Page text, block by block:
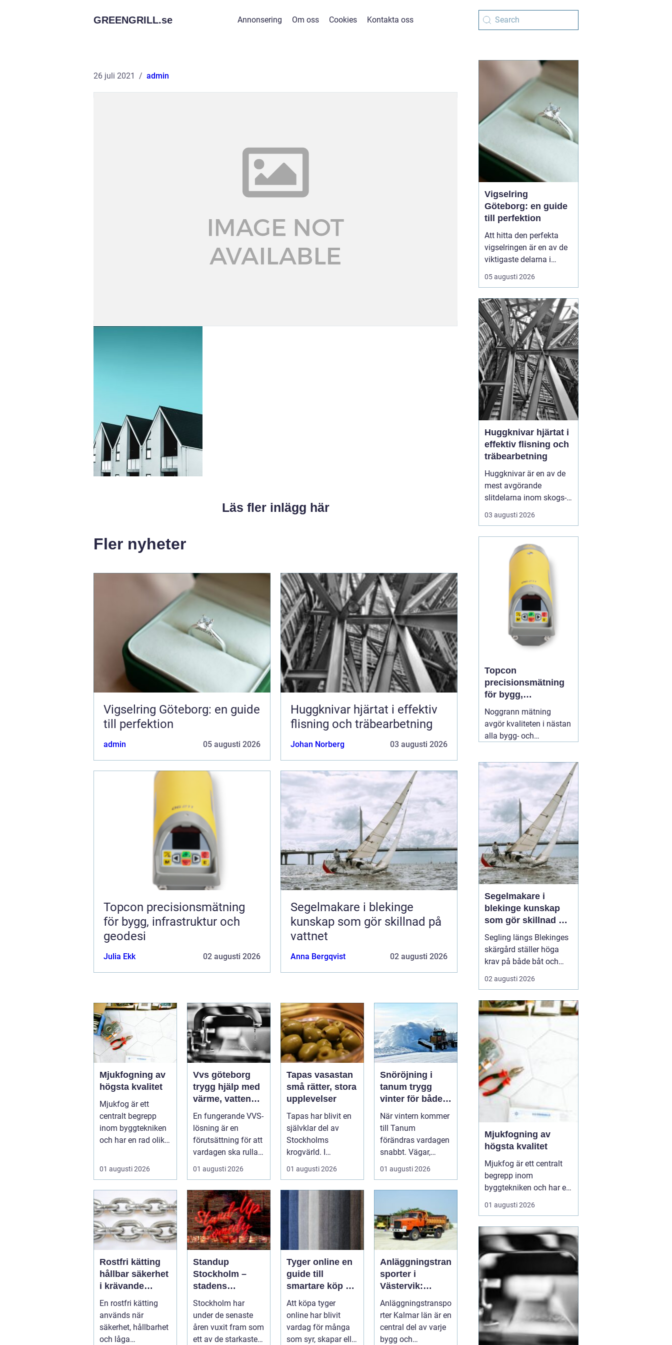
GREENGRILL.se Annonsering Om oss Cookies Kontakta oss
26 juli 2021 admin
Läs fler inlägg här
Fler nyheter
Vigselring Göteborg: en guide
till perfektion
admin 05 augusti 2026
Huggknivar hjärtat i effektiv
flisning och träbearbetning
Johan Norberg 03 augusti 2026
Topcon precisionsmätning
för bygg, infrastruktur och
geodesi
Julia Ekk 02 augusti 2026
Segelmakare i blekinge
kunskap som gör skillnad på
vattnet
Anna Bergqvist 02 augusti 2026
Mjukfogning av
högsta kvalitet
Mjukfog är ett
centralt begrepp
inom byggtekniken
och har en rad olika
01 augusti 2026
Vvs göteborg
trygg hjälp med
värme, vatten
och sanitet
En fungerande VVS-
lösning är en
förutsättning för att
vardagen ska rulla
på. När värmen
strular, var...
01 augusti 2026
Tapas vasastan
små rätter, stora
upplevelser
Tapas har blivit en
självklar del av
Stockholms
krogvärld. I
stadsdelen
Vasastan har
utvecklingen gå...
01 augusti 2026
Snöröjning i
tanum trygg
vinter för både
privatpersoner
och företag
När vintern kommer
till Tanum
förändras vardagen
snabbt. Vägar,
uppfarter,
parkeringar och
gångvägar...
01 augusti 2026
Rostfri kätting
hållbar säkerhet
i krävande
miljöer
En rostfri kätting
används när
säkerhet, hållbarhet
och låga
Standup
Stockholm –
stadens
vardagsrum för
skratt
Stockholm har
under de senaste
åren vuxit fram som
ett av de starkaste
Tyger online en
guide till
smartare köp av
tyg och
hemtextil
Att köpa tyger
online har blivit
vardag för många
som syr, skapar eller
Anläggningstran
sporter i
Västervik:
Effektiva
lösningar för
bygg och
markarbete
Anläggningstranspo
rter Kalmar län är en
central del av varje
bygg och
Vigselring
Göteborg: en guide
till perfektion
Att hitta den perfekta
vigselringen är en av de
viktigaste delarna i
förberedelserna inför ert
liv tillsammans.
inte bara en fras, det
handlar om att hitta en
ring som symboliserar er
unika kärleks...
05 augusti 2026
Huggknivar hjärtat i
effektiv flisning och
träbearbetning
Huggknivar är en av de
mest avgörande
slitdelarna inom skogs-
och träindustrin. När
knivarna fungerar som
maskinerna går lugnt
och energiåtgången
hålls nere. När
skäreggen däremot är
sliten eller felanpassad
märks det snabbt ...
03 augusti 2026
Topcon
precisionsmätning
för bygg,
infrastruktur och
geodesi
Noggrann mätning
avgör kvaliteten i nästan
alla bygg- och
på några millimeter i
början kan växa till dyra
problem längre fram.
Därför väljer många
yrkesproffs moderna
instrument02 augusti
2026
Segelmakare i
blekinge kunskap
som gör skillnad på
vattnet
Segling längs Blekinges
skärgård ställer höga
krav på både båt och
utrustning. Vinden vrider
snabbt mellan öar och
korta och branta och
trånga. För att få en
trygg, bekväm och
snabb segling behövs
genomtänkta s...
02 augusti 2026
Mjukfogning av
högsta kvalitet
Mjukfog är ett centralt
begrepp inom
byggtekniken och har en
användningsområden
Fogservice är experter på
mjukfogning och kan
hjälpa till med alla dina
behov inom omr&ari...
01 augusti 2026